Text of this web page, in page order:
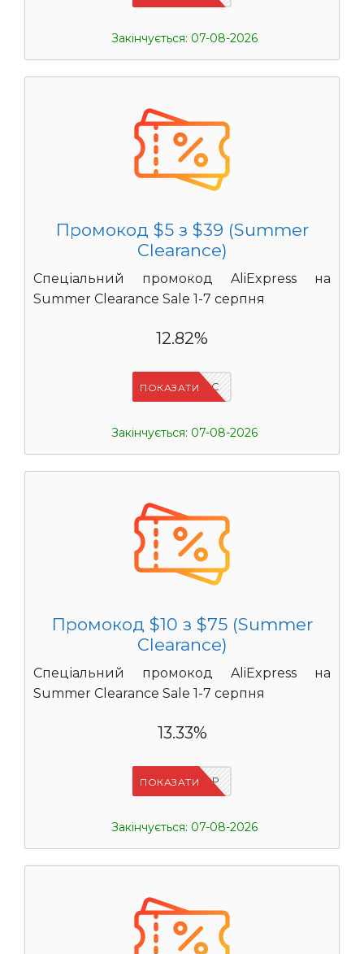
Закінчується: 07-08-2026
Промокод $5 з $39 (Summer
Clearance)
Спеціальний промокод AliExpress на
Summer Clearance Sale 1-7 серпня
12.82%
IFPC24DC
ПОКАЗАТИ
Закінчується: 07-08-2026
Промокод $10 з $75 (Summer
Clearance)
Спеціальний промокод AliExpress на
Summer Clearance Sale 1-7 серпня
13.33%
IFP8NASP
ПОКАЗАТИ
Закінчується: 07-08-2026